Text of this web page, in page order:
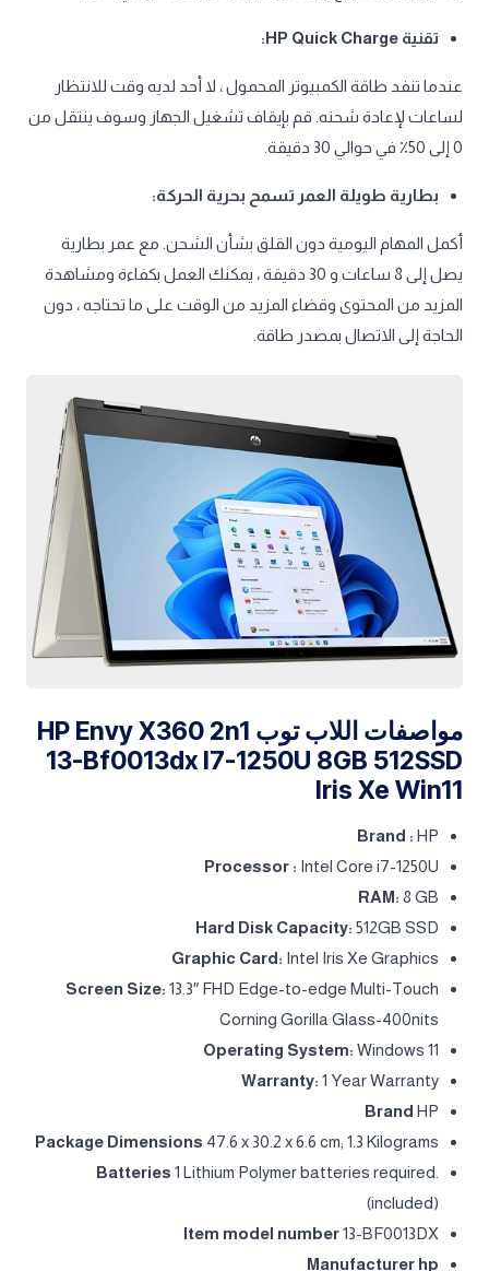
تقنية HP Quick Charge:
عندما تنفد طاقة الكمبيوتر المحمول ، لا أحد لديه وقت للانتظار
لساعات لإعادة شحنه. قم بإيقاف تشغيل الجهاز وسوف ينتقل من
0 إلى 50٪ في حوالي 30 دقيقة.
بطارية طويلة العمر تسمح بحرية الحركة:
أكمل المهام اليومية دون القلق بشأن الشحن. مع عمر بطارية
يصل إلى 8 ساعات و 30 دقيقة ، يمكنك العمل بكفاءة ومشاهدة
المزيد من المحتوى وقضاء المزيد من الوقت على ما تحتاجه ، دون
الحاجة إلى الاتصال بمصدر طاقة.
مواصفات اللاب توب HP Envy X360 2n1
13-Bf0013dx I7-1250U 8GB 512SSD
Iris Xe Win11
Brand : HP
Processor : Intel Core i7-1250U
RAM: 8 GB
Hard Disk Capacity: 512GB SSD
Graphic Card: Intel Iris Xe Graphics
Screen Size: 13.3″ FHD Edge-to-edge Multi-Touch
Corning Gorilla Glass-400nits
Operating System: Windows 11
Warranty: 1 Year Warranty
Brand ‎HP
Package Dimensions ‎47.6 x 30.2 x 6.6 cm; 1.3 Kilograms
Batteries ‎1 Lithium Polymer batteries required.
(included)
Item model number‎13-BF0013DX
Manufacturer ‎hp